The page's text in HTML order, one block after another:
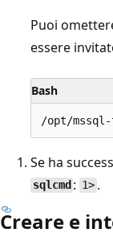
Puoi
essere
Bash
Se ha
sqlcmd : 1>.
Creare e